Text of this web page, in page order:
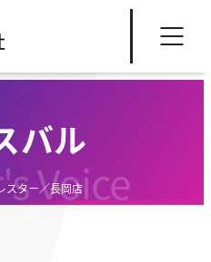
Voice
バル
ター／長岡店